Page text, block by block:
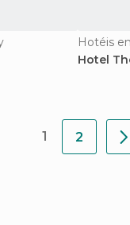
Hotéis
Hotel
1 2